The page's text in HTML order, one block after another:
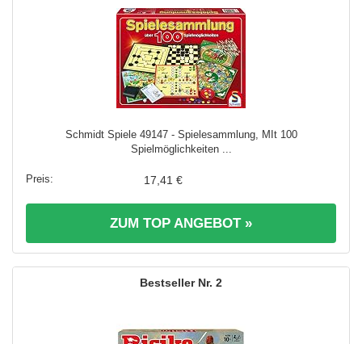
Schmidt Spiele 49147 - Spielesammlung, MIt 100
Spielmöglichkeiten ...
17,41 €
ZUM TOP ANGEBOT »
2